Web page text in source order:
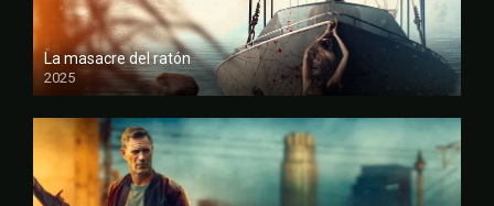
La masacre del ratón
2025
FULL HD